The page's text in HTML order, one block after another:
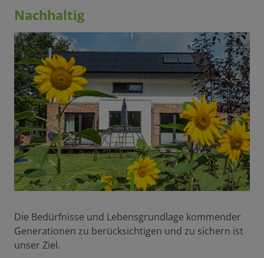
Nachhaltig
Die Bedürfnisse und Lebensgrundlage kommender
Generationen zu berücksichtigen und zu sichern ist
unser Ziel.